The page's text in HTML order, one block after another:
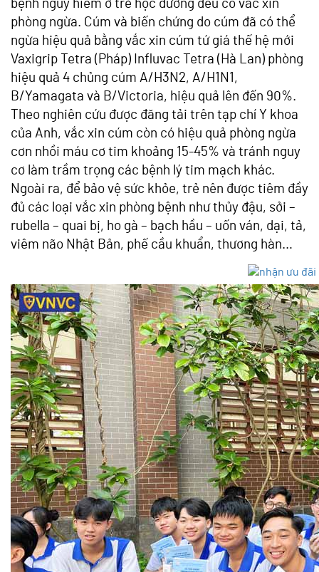
bệnh nguy hiểm ở trẻ học đường đều có vắc xin
phòng ngừa. Cúm và biến chứng do cúm đã có thể
ngừa hiệu quả bằng vắc xin cúm tứ giá thế hệ mới
Vaxigrip Tetra (Pháp) Influvac Tetra (Hà Lan) phòng
hiệu quả 4 chủng cúm A/H3N2, A/H1N1,
B/Yamagata và B/Victoria, hiệu quả lên đến 90%.
Theo nghiên cứu được đăng tải trên tạp chí Y khoa
của Anh, vắc xin cúm còn có hiệu quả phòng ngừa
cơn nhồi máu cơ tim khoảng 15-45% và tránh nguy
cơ làm trầm trọng các bệnh lý tim mạch khác.
Ngoài ra, để bảo vệ sức khỏe, trẻ nên được tiêm đầy
đủ các loại vắc xin phòng bệnh như thủy đậu, sởi –
rubella – quai bị, ho gà – bạch hầu – uốn ván, dại, tả,
viêm não Nhật Bản, phế cầu khuẩn, thương hàn…